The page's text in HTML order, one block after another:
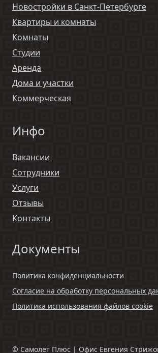
Новостройки в Санкт-Петербурге
Квартиры и комнаты
Комнаты
Студии
Аренда
Дома и участки
Коммерческая
Инфо
Вакансии
Сотрудники
Услуги
Отзывы
Контакты
Документы
Политика конфиденциальности
Согласие на обработку персональных
Политика использования файлов cookie
© Самолет Плюс | Офис Евгения